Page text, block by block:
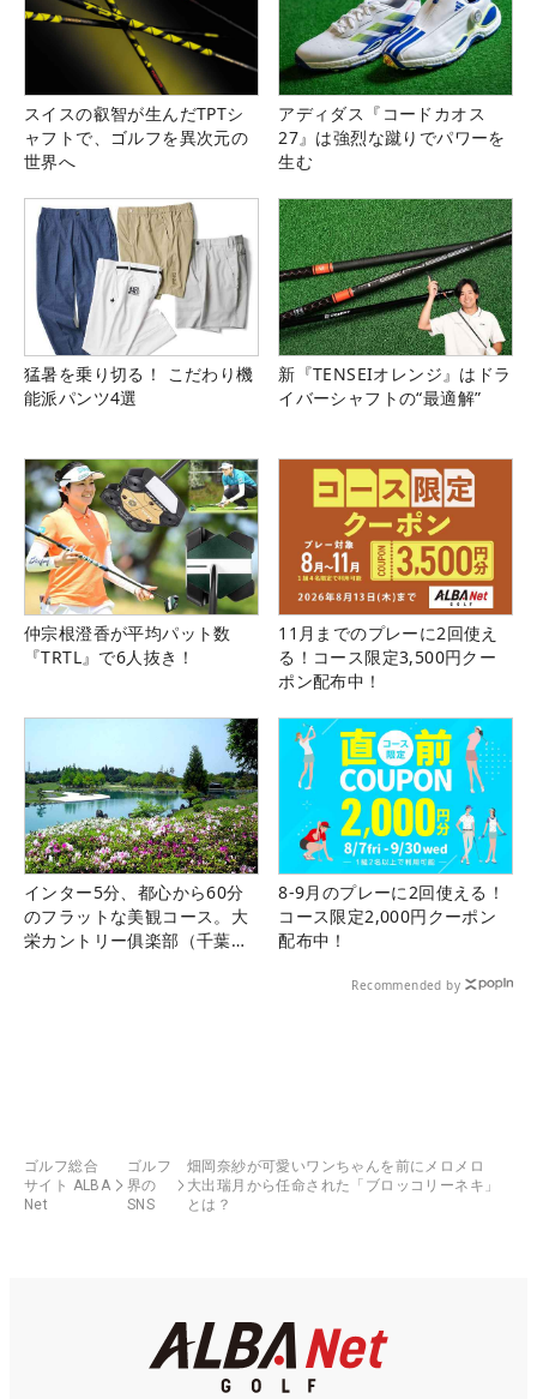
スイスの叡智が生んだTPTシ
ャフトで、ゴルフを異次元の
世界へ
アディダス『コードカオス
27』は強烈な蹴りでパワーを
生む
猛暑を乗り切る！ こだわり機
能派パンツ4選
新『TENSEIオレンジ』はドラ
イバーシャフトの“最適解”
仲宗根澄香が平均パット数
『TRTL』で6人抜き！
11月までのプレーに2回使え
る！コース限定3,500円クー
ポン配布中！
インター5分、都心から60分
のフラットな美観コース。大
栄カントリー俱楽部（千葉
8-9月のプレーに2回使える！
コース限定2,000円クーポン
配布中！
Recommended by
ゴルフ総合
サイト ALBA
Net
ゴルフ
界の
SNS
畑岡奈紗が可愛いワンちゃんを前にメロメロ
大出瑞月から任命された「ブロッコリーネキ」
とは？